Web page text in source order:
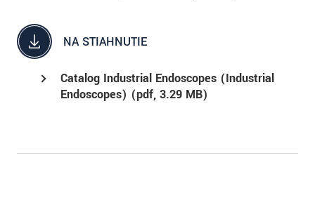
NA STIAHNUTIE
Catalog Industrial Endoscopes (Industrial
Endoscopes) (pdf, 3.29 MB)